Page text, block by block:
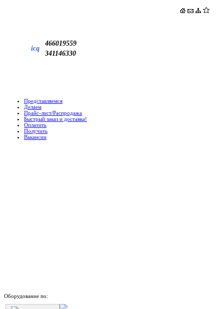
icq
466019559
341146330
Представляемся
Делаем
Прайс-лист/Распродажа
Быстрый заказ и доставка!
Оплатить
Получить
Вакансии
Оборудование по: